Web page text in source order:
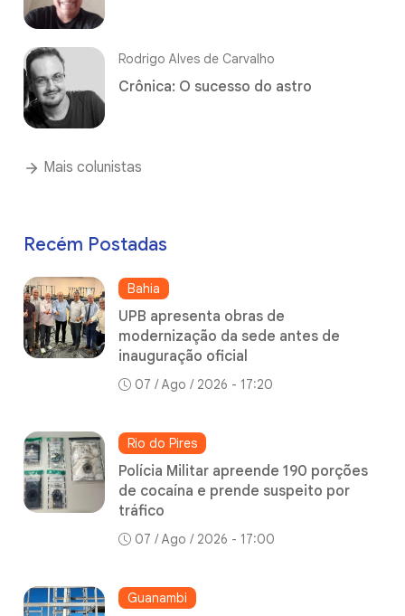
Rodrigo Alves de Carvalho
Crônica: O sucesso do astro
Mais colunistas
Recém Postadas
Bahia
UPB apresenta obras de
modernização da sede antes de
inauguração oficial
07 / Ago / 2026 - 17:20
Rio do Pires
Polícia Militar apreende 190 porções
de cocaína e prende suspeito por
tráfico
07 / Ago / 2026 - 17:00
Guanambi